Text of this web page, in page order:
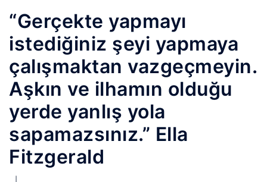
“Gerçekte yapmayı
istediğiniz şeyi yapmaya
çalışmaktan vazgeçmeyin.
Aşkın ve ilhamın olduğu
yerde yanlış yola
sapamazsınız.” Ella
Fitzgerald